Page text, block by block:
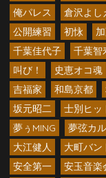
俺パレス
倉沢よし
公開練習
初怺
千葉佳代子
千葉智
叫び！
史恵オコ魂
吉福家
和島京都
坂元昭二
士別ヒッ
夢ぅMING
夢弦カ
大江健人
大町バン
安全第一
安玉音楽